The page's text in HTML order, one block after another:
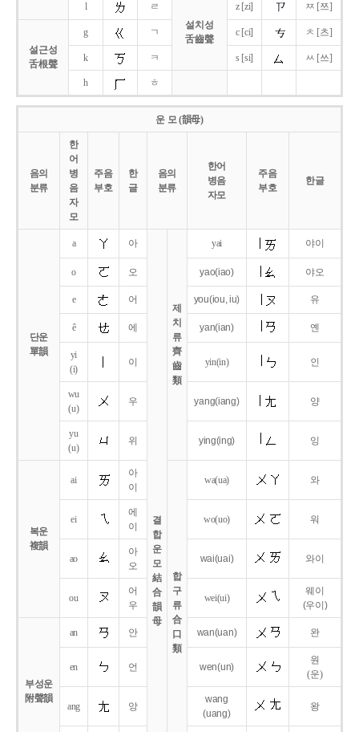
l
ㄹ
설치성
舌齒聲
z [zi] ㅉ [쯔]
설근성
舌根聲
g ㄱ c [ci] ㅊ [츠]
k ㅋ s [si] ㅆ [쓰]
h ㅎ
운 모 (韻母)
음의
분류
한
어
병
음
자
모
주음
부호
한
글
음의
분류
한어
병음
자모
주음
부호
한글
단운
單韻
a 아
결
합
운
모
結
合
韻
母
제
치
류
齊
齒
類
yai 야이
o 오 yao(iao) 야오
e 어 you(iou,iu) 유
ê 에 yan(ian) 옌
yi
(i)
이 yin(in) 인
wu
(u)
우 yang(iang) 양
yu
(u)
위 ying(ing) 잉
복운
複韻
ai
아
이
합
구
류
合
口
類
wa(ua) 와
ei
에
이
wo(uo) 워
ao
아
오
wai(uai) 와이
ou
어
우
wei(ui)
웨이
(우이)
부성운
附聲韻
an 안 wan(uan) 완
en 언 wen(un)
원
(운)
ang 앙
wang
(uang)
왕